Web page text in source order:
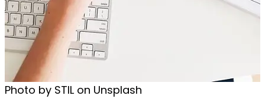
Photo by STIL on Unsplash